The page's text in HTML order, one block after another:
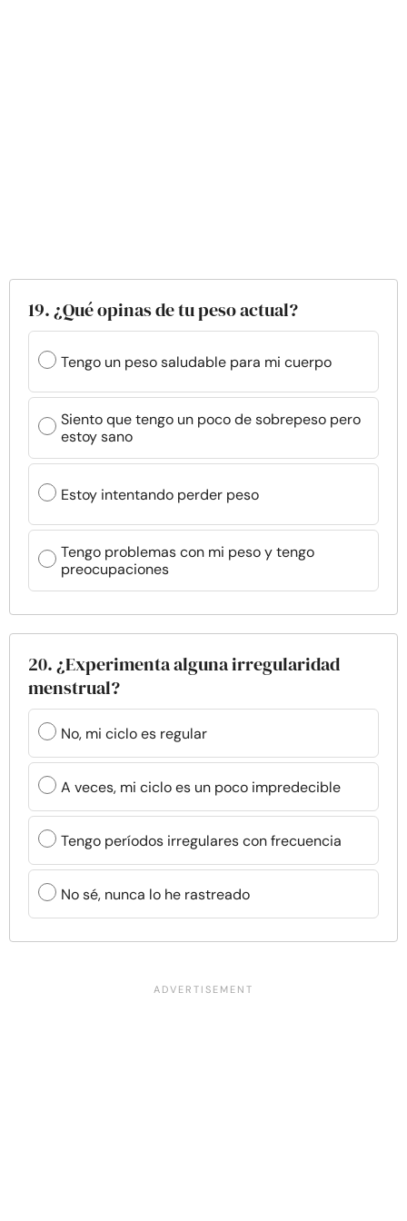
19. ¿Qué opinas de tu peso actual?
Tengo un peso saludable para mi cuerpo
Siento que tengo un poco de sobrepeso pero
estoy sano
Estoy intentando perder peso
Tengo problemas con mi peso y tengo
preocupaciones
20. ¿Experimenta alguna irregularidad
menstrual?
No, mi ciclo es regular
A veces, mi ciclo es un poco impredecible
Tengo períodos irregulares con frecuencia
No sé, nunca lo he rastreado